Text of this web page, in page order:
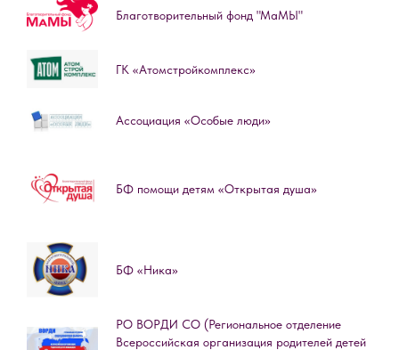
Благотворительный фонд "МаМЫ"
ГК «Атомстройкомплекс»
Ассоциация «Особые люди»
БФ помощи детям «Открытая душа»
БФ «Ника»
РО ВОРДИ СО (Региональное отделение
Всероссийская организация родителей детей